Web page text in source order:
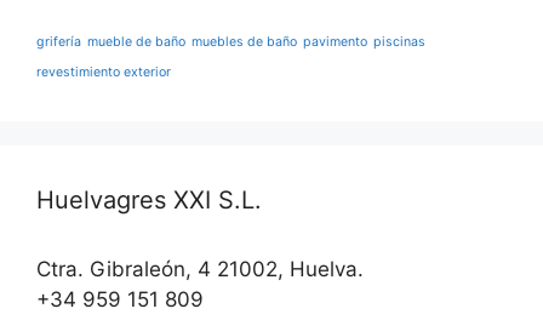
grifería mueble de baño muebles de baño pavimento piscinas
revestimiento exterior
Huelvagres XXI S.L.
Ctra. Gibraleón, 4 21002, Huelva.
+34 959 151 809